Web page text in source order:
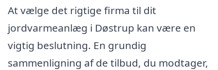
At vælge det rigtige firma til dit
jordvarmeanlæg i Døstrup kan være en
vigtig beslutning. En grundig
sammenligning af de tilbud, du modtager,